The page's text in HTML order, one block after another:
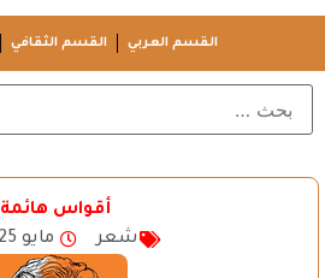
القسم العربي القسم الثقافي
أقواس هائمة
شعر
مايو 25, 2023